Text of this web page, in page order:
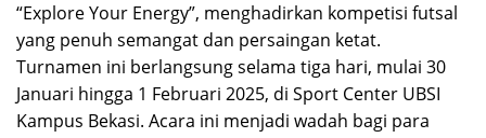
“Explore Your Energy”, menghadirkan kompetisi futsal
yang penuh semangat dan persaingan ketat.
Turnamen ini berlangsung selama tiga hari, mulai 30
Januari hingga 1 Februari 2025, di Sport Center UBSI
Kampus Bekasi. Acara ini menjadi wadah bagi para